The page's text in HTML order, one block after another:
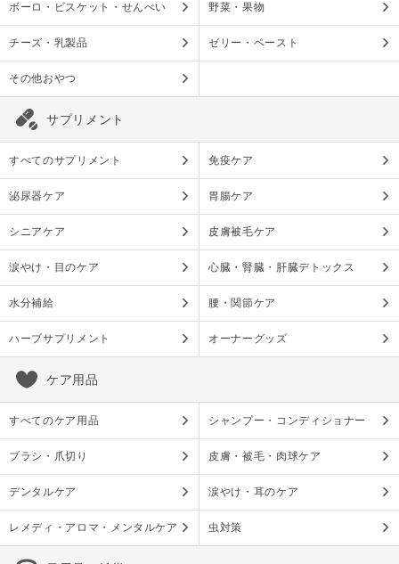
ボーロ・ビスケット・せんべい 野菜・果物
チーズ・乳製品 ゼリー・ペースト
その他おやつ
サプリメント
すべてのサプリメント 免疫ケア
泌尿器ケア 胃腸ケア
シニアケア 皮膚被毛ケア
涙やけ・目のケア 心臓・腎臓・肝臓デトックス
水分補給 腰・関節ケア
ハーブサプリメント オーナーグッズ
ケア用品
すべてのケア用品 シャンプー・コンディショナー
ブラシ・爪切り 皮膚・被毛・肉球ケア
デンタルケア 涙やけ・耳のケア
レメディ・アロマ・メンタルケア 虫対策